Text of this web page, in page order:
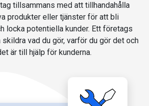
tillsammans med att tillhandahålla
produkter eller tjänster för att bli
locka potentiella kunder. Ett företags
skildra vad du gör, varför du gör det och
är till hjälp för kunderna.